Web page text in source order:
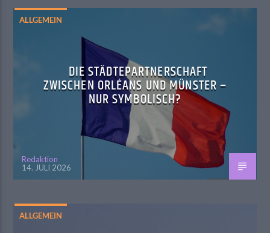
ALLGEMEIN
DIE STÄDTEPARTNERSCHAFT
ZWISCHEN ORLÉANS UND MÜNSTER –
NUR SYMBOLISCH?
Redaktion
14. JULI 2026
ALLGEMEIN